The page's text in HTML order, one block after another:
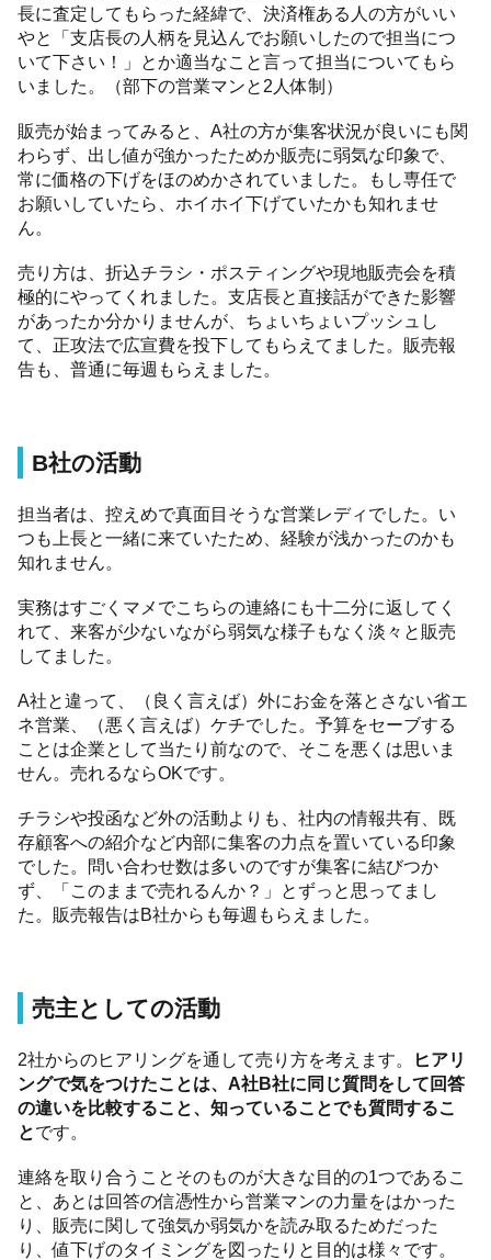
長に査定してもらった経緯で、決済権ある人の方がいい
やと「支店長の人柄を見込んでお願いしたので担当につ
いて下さい！」とか適当なこと言って担当についてもら
いました。（部下の営業マンと2人体制）
販売が始まってみると、A社の方が集客状況が良いにも関
わらず、出し値が強かったためか販売に弱気な印象で、
常に価格の下げをほのめかされていました。もし専任で
お願いしていたら、ホイホイ下げていたかも知れませ
ん。
売り方は、折込チラシ・ポスティングや現地販売会を積
極的にやってくれました。支店長と直接話ができた影響
があったか分かりませんが、ちょいちょいプッシュし
て、正攻法で広宣費を投下してもらえてました。販売報
告も、普通に毎週もらえました。
B社の活動
担当者は、控えめで真面目そうな営業レディでした。い
つも上長と一緒に来ていたため、経験が浅かったのかも
知れません。
実務はすごくマメでこちらの連絡にも十二分に返してく
れて、来客が少ないながら弱気な様子もなく淡々と販売
してました。
A社と違って、（良く言えば）外にお金を落とさない省エ
ネ営業、（悪く言えば）ケチでした。予算をセーブする
ことは企業として当たり前なので、そこを悪くは思いま
せん。売れるならOKです。
チラシや投函など外の活動よりも、社内の情報共有、既
存顧客への紹介など内部に集客の力点を置いている印象
でした。問い合わせ数は多いのですが集客に結びつか
ず、「このままで売れるんか？」とずっと思ってまし
た。販売報告はB社からも毎週もらえました。
売主としての活動
2社からのヒアリングを通して売り方を考えます。
ヒアリ
ングで気をつけたことは、A社B社に同じ質問をして回答
の違いを比較すること、知っていることでも質問するこ
とです。
連絡を取り合うことそのものが大きな目的の1つであるこ
と、あとは回答の信憑性から営業マンの力量をはかった
り、販売に関して強気か弱気かを読み取るためだった
り、値下げのタイミングを図ったりと目的は様々です。